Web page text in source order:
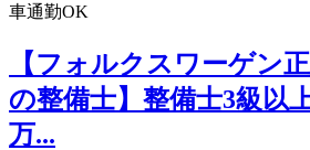
車通勤OK
【フォルクスワーゲン
の整備士】整備士3級以
万...